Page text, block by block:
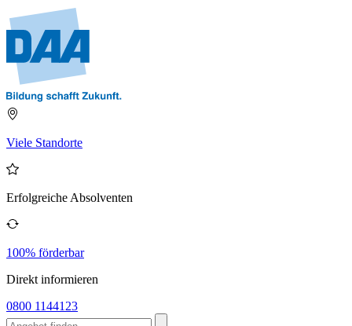
Viele Standorte
Erfolgreiche Absolventen
100% förderbar
Direkt informieren
0800 1144123